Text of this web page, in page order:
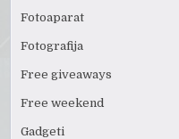
Fotoaparat
Fotografija
Free giveaways
Free weekend
Gadgeti